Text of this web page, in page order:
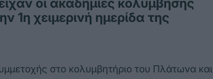
οι ακαδημίες κολύμβησης
1η χειμερινή ημερίδα της
στο κολυμβητήριο του Πλάτωνα και